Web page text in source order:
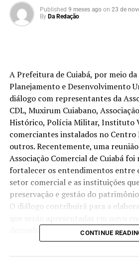
Published 9 meses ago on 23 de
By Da Redação
A Prefeitura de Cuiabá, por meio
Planejamento e Desenvolvimento
diálogo com representantes da
CDL, Muxirum Cuiabano,
Histórico, Polícia Militar, Instituto
comerciantes instalados no
outros. Recentemente, uma
Associação Comercial de Cuiabá foi
fortalecer os entendimentos entre
setor comercial e as instituições
preservação e gestão do
O diálogo contribuirá para a
CONTINUE